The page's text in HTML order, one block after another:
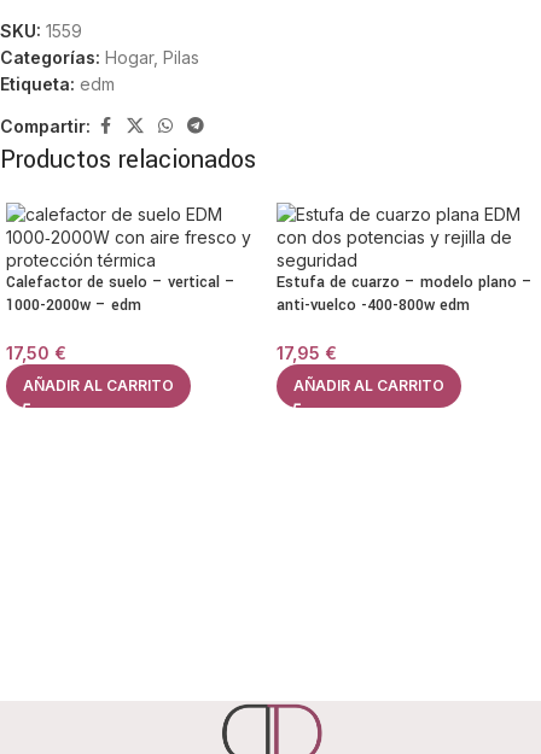
SKU: 1559
Categorías: Hogar, Pilas
Etiqueta: edm
Compartir:
Productos relacionados
Calefactor de suelo – vertical –
1000-2000w – edm
17,50 €
AÑADIR AL CARRITO
Estufa de cuarzo – modelo plano –
anti-vuelco -400-800w edm
17,95 €
AÑADIR AL CARRITO